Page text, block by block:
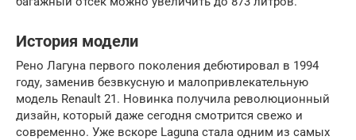
История модели
Рено Лагуна первого поколения дебютировал в 1994
году, заменив безвкусную и малопривлекательную
модель Renault 21. Новинка получила революционный
дизайн, который даже сегодня смотрится свежо и
современно. Уже вскоре Laguna стала одним из самых